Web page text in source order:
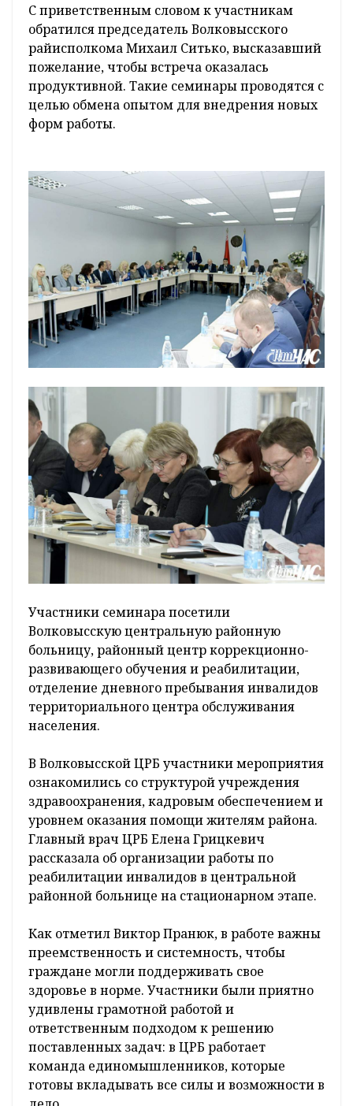
С приветственным словом к участникам
обратился председатель Волковысского
райисполкома Михаил Ситько, высказавший
пожелание, чтобы встреча оказалась
продуктивной. Такие семинары проводятся с
целью обмена опытом для внедрения новых
форм работы.
Участники семинара посетили
Волковысскую центральную районную
больницу, районный центр коррекционно-
развивающего обучения и реабилитации,
отделение дневного пребывания инвалидов
территориального центра обслуживания
населения.
В Волковысской ЦРБ участники мероприятия
ознакомились со структурой учреждения
здравоохранения, кадровым обеспечением и
уровнем оказания помощи жителям района.
Главный врач ЦРБ Елена Грицкевич
рассказала об организации работы по
реабилитации инвалидов в центральной
районной больнице на стационарном этапе.
Как отметил Виктор Пранюк, в работе важны
преемственность и системность, чтобы
граждане могли поддерживать свое
здоровье в норме. Участники были приятно
удивлены грамотной работой и
ответственным подходом к решению
поставленных задач: в ЦРБ работает
команда единомышленников, которые
готовы вкладывать все силы и возможности в